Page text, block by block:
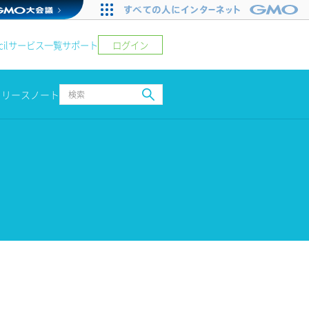
サービス一覧サポート ログイン
ースノート